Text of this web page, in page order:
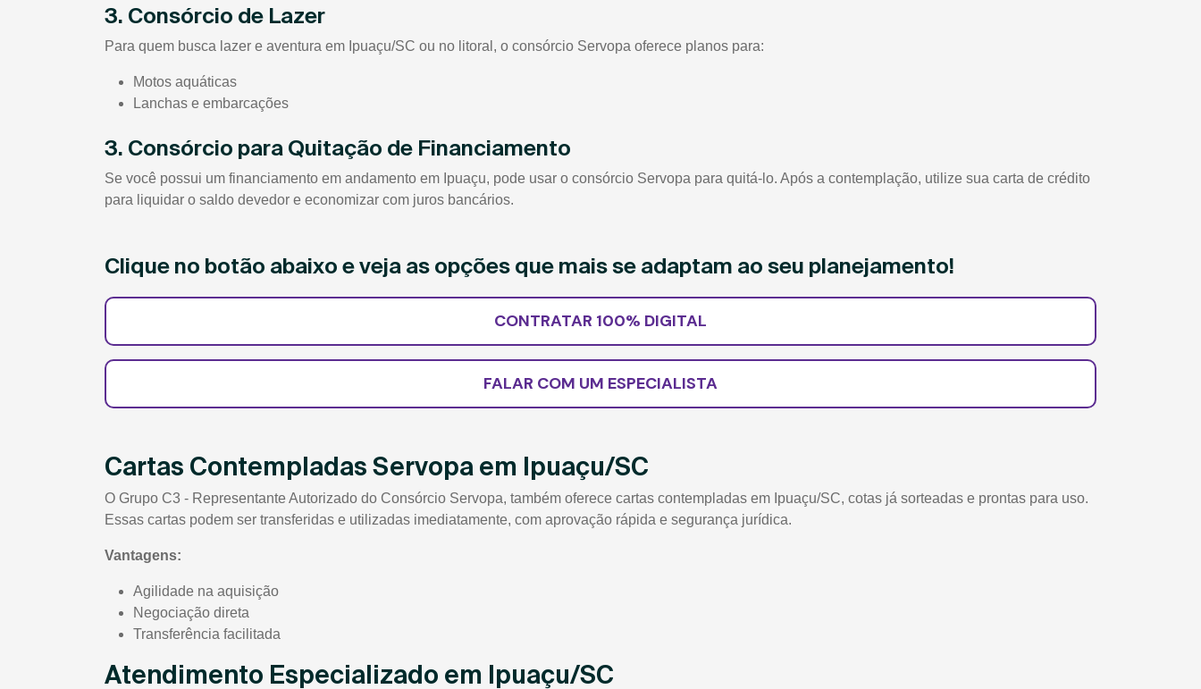
3. Consórcio de Lazer
Para quem busca lazer e aventura em Ipuaçu/SC ou no litoral, o consórcio Servopa oferece planos para:
Motos aquáticas
Lanchas e embarcações
3. Consórcio para Quitação de Financiamento
Se você possui um financiamento em andamento em Ipuaçu, pode usar o consórcio Servopa para quitá-lo. Após a contemplação, utilize sua carta de crédito
para liquidar o saldo devedor e economizar com juros bancários.
Clique no botão abaixo e veja as opções que mais se adaptam ao seu planejamento!
CONTRATAR 100% DIGITAL
FALAR COM UM ESPECIALISTA
Cartas Contempladas Servopa em Ipuaçu/SC
O Grupo C3 - Representante Autorizado do Consórcio Servopa, também oferece cartas contempladas em Ipuaçu/SC, cotas já sorteadas e prontas para uso.
Essas cartas podem ser transferidas e utilizadas imediatamente, com aprovação rápida e segurança jurídica.
Vantagens:
Agilidade na aquisição
Negociação direta
Transferência facilitada
Atendimento Especializado em Ipuaçu/SC